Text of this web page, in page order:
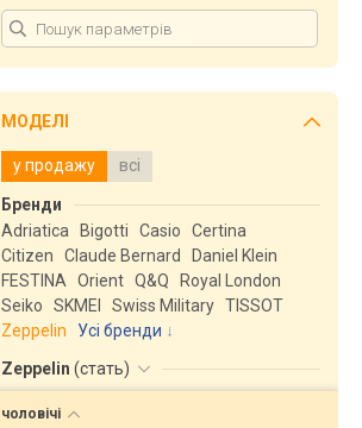
МОДЕЛІ
у продажу всі
Бренди
Adriatica
Bigotti Casio
Certina
Citizen
Claude Bernard
Daniel Klein
FESTINA
Orient Q&Q
Royal London
Seiko
SKMEI Swiss Military TISSOT
Zeppelin
Усі бренди
Zeppelin (стать)
чоловічі